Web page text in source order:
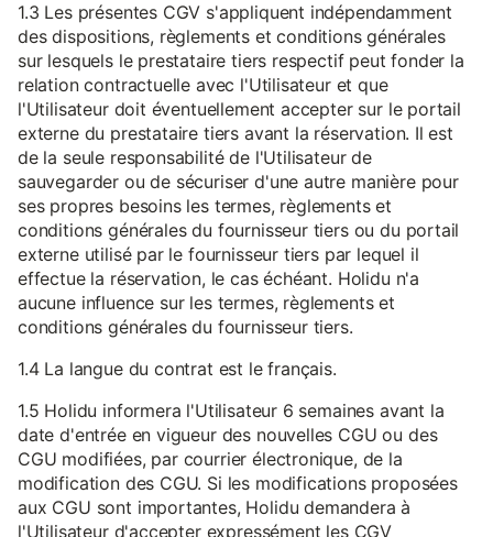
1.3 Les présentes CGV s'appliquent indépendamment
des dispositions, règlements et conditions générales
sur lesquels le prestataire tiers respectif peut fonder la
relation contractuelle avec l'Utilisateur et que
l'Utilisateur doit éventuellement accepter sur le portail
externe du prestataire tiers avant la réservation. Il est
de la seule responsabilité de l'Utilisateur de
sauvegarder ou de sécuriser d'une autre manière pour
ses propres besoins les termes, règlements et
conditions générales du fournisseur tiers ou du portail
externe utilisé par le fournisseur tiers par lequel il
effectue la réservation, le cas échéant. Holidu n'a
aucune influence sur les termes, règlements et
conditions générales du fournisseur tiers.
1.4 La langue du contrat est le français.
1.5 Holidu informera l'Utilisateur 6 semaines avant la
date d'entrée en vigueur des nouvelles CGU ou des
CGU modifiées, par courrier électronique, de la
modification des CGU. Si les modifications proposées
aux CGU sont importantes, Holidu demandera à
l'Utilisateur d'accepter expressément les CGV